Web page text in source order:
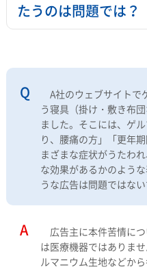
たうのは問題では？
A社のウェブサイトで
う寝具（掛け・敷き布
ました。そこには、ゲ
り、腰痛の方」「更年
まざまな症状がうたわ
な効果があるかのよう
うな広告は問題ではない
広告主に本件苦情に
は医療機器ではありま
ルマニウム生地などか